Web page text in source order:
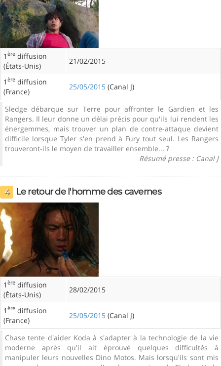
1 ère diffusion
(États-Unis)
21/02/2015
1 ère diffusion
(France)
25/05/2015 (Canal J)
Sledge débarque sur Terre pour affronter le Gardien et les
Rangers. Il leur donne un délai précis pour qu'ils lui rendent les
énergemmes, mais trouver un plan de contre-attaque devient
difficile lorsque Tyler s'en prend à Fury tout seul. Les Rangers
trouveront-ils le moyen de travailler ensemble... ?
Résumé presse : Canal J
4 Le retour de l'homme des cavernes
1 ère diffusion
(États-Unis)
28/02/2015
1 ère diffusion
(France)
25/05/2015 (Canal J)
Chase tente d'aider Koda à s'adapter à la technologie de la vie
moderne après qu'il ait éprouvé quelques difficultés à
manipuler leurs nouvelles Dino Motos. Mais lorsqu'ils sont mis